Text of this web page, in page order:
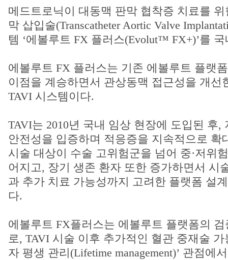
메드트로닉이 대동맥 판막 협착증 치료를
막 삽입술(Transcatheter Aortic Valve
템 ‘에볼루트 FX 플러스(Evolut™ FX+)’를
에볼루트 FX 플러스는 기존 에볼루트 플랫
이점을 계승하면서 관상동맥 접근성을 개선
TAVI 시스템이다.
TAVI는 2010년 국내 임상 현장에 도입된 후,
안전성을 입증하며 적응증을 지속적으로 확
시술 대상이 수술 고위험군을 넘어 중·저위
어지고, 장기 생존 환자 또한 증가하면서 시
과 추가 치료 가능성까지 고려한 플랫폼 설
다.
에볼루트 FX플러스는 에볼루트 플랫폼의
로, TAVI 시술 이후 추가적인 혈관 중재술 가
자 평생 관리(Lifetime management)’ 관점에